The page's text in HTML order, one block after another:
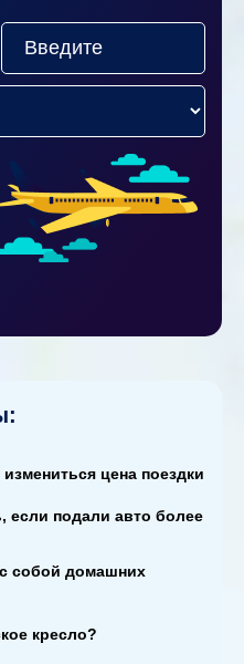
цена поездки
если подали авто более
собой домашних
кресло?